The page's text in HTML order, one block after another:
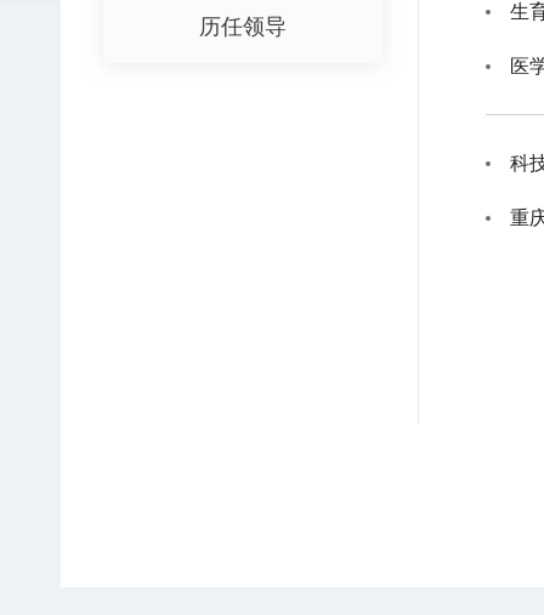
历任领导
生
医
科
重